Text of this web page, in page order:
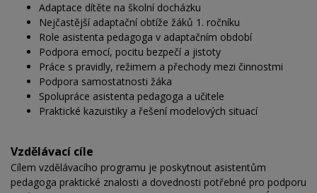
Adaptace dítěte na školní docházku
Nejčastější adaptační obtíže žáků 1. ročníku
Role asistenta pedagoga v adaptačním období
Podpora emocí, pocitu bezpečí a jistoty
Práce s pravidly, režimem a přechody mezi činnostmi
Podpora samostatnosti žáka
Spolupráce asistenta pedagoga a učitele
Praktické kazuistiky a řešení modelových situací
Vzdělávací cíle
Cílem vzdělávacího programu je poskytnout asistentům
pedagoga praktické znalosti a dovednosti potřebné pro podporu